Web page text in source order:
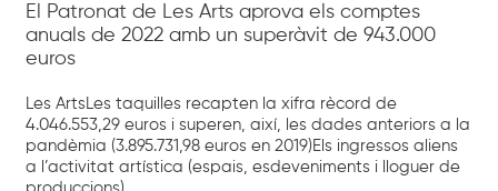
El Patronat de Les Arts aprova els comptes
anuals de 2022 amb un superàvit de 943.000
euros
Les ArtsLes taquilles recapten la xifra rècord de
4.046.553,29 euros i superen, així, les dades anteriors a la
pandèmia (3.895.731,98 euros en 2019)Els ingressos aliens
a l’activitat artística (espais, esdeveniments i lloguer de